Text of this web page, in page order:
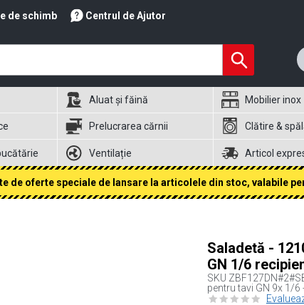
de schimb Centrul de Ajutor
Aluat și făină Mobilier inox
Prelucrarea cărnii Clătire &
Ventilație Articol
de oferte speciale de lansare la articolele din stoc, valabile
Saladetă -
GN 1/6
SKU
pentru tavi GN 9x 1/6